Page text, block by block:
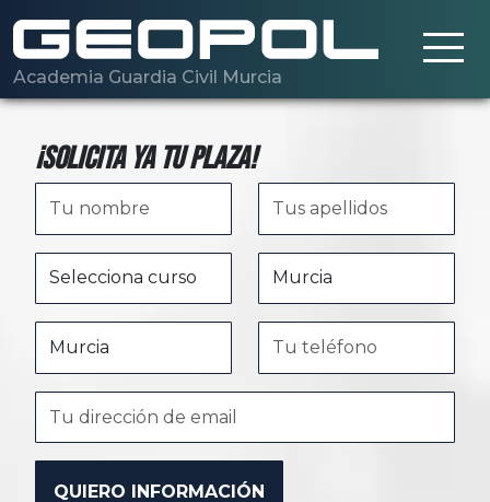
Academia Guardia Civil Murcia
¡Solicita ya tu plaza!